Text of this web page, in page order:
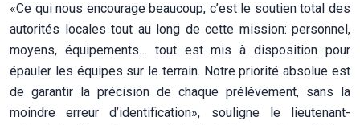
«Ce qui nous encourage beaucoup, c’est le soutien total des
autorités locales tout au long de cette mission: personnel,
moyens, équipements… tout est mis à disposition pour
épauler les équipes sur le terrain. Notre priorité absolue est
de garantir la précision de chaque prélèvement, sans la
moindre erreur d’identification», souligne le lieutenant-